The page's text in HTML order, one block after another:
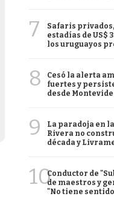
7
Safaris
estadías de US$
los uruguayos
8
Cesó la alerta
fuertes y
desde
9
La paradoja en
Rivera no
década y
10Conductor de
de maestros y
"No tiene